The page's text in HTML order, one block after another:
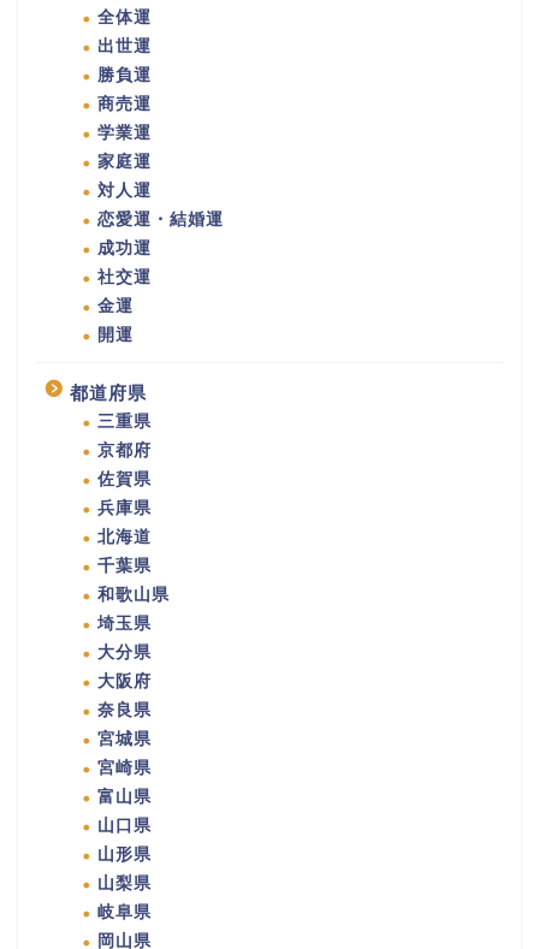
全体運
出世運
勝負運
商売運
学業運
家庭運
対人運
恋愛運・結婚運
成功運
社交運
金運
開運
都道府県
三重県
京都府
佐賀県
兵庫県
北海道
千葉県
和歌山県
埼玉県
大分県
大阪府
奈良県
宮城県
宮崎県
富山県
山口県
山形県
山梨県
岐阜県
岡山県